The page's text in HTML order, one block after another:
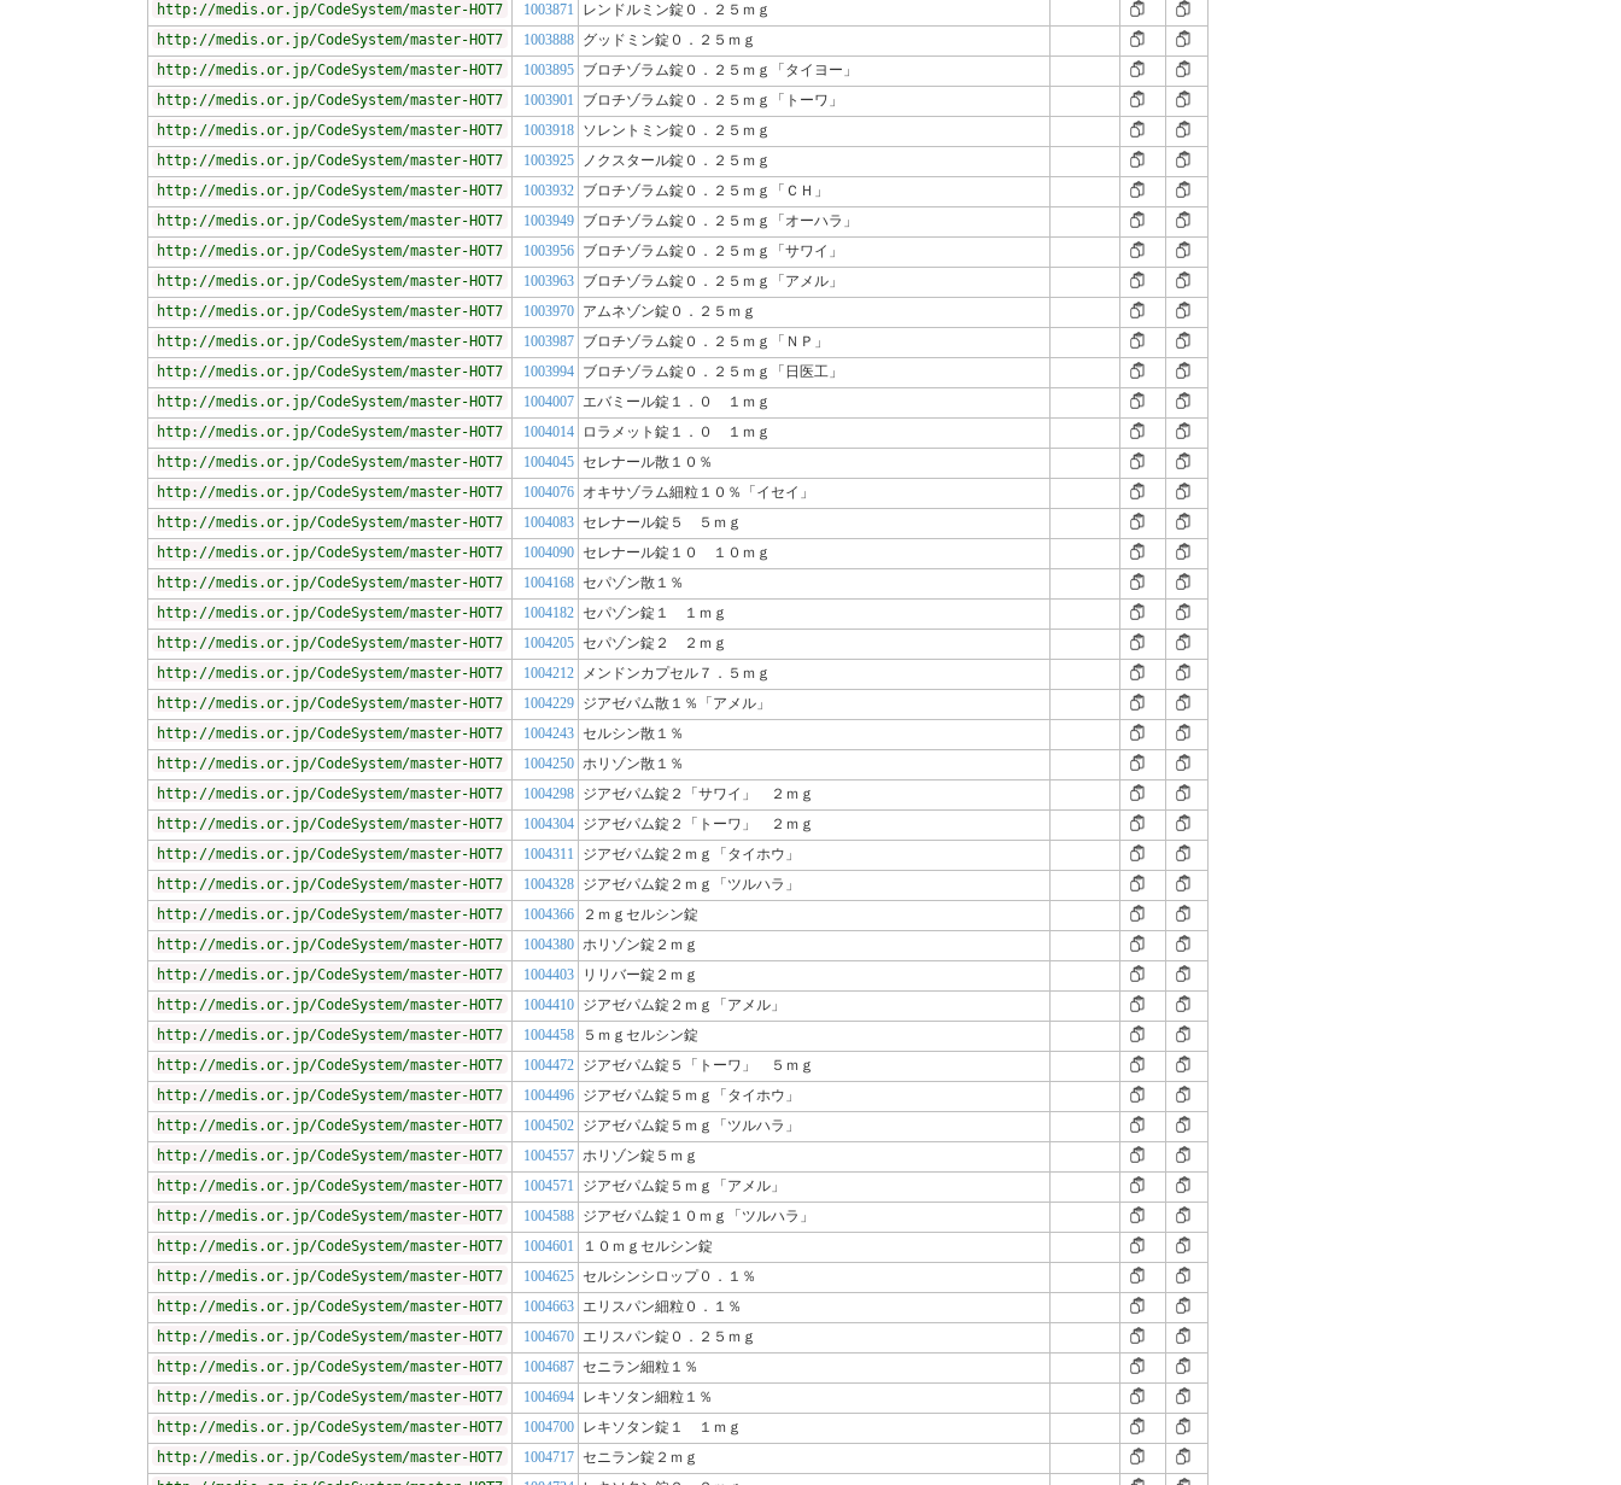
http://medis.or.jp/CodeSystem/master-HOT7
1003871
レンドルミン錠０．２５ｍｇ
http://medis.or.jp/CodeSystem/master-HOT7
1003888 グッドミン錠０．２５ｍｇ
http://medis.or.jp/CodeSystem/master-HOT7
1003895 ブロチゾラム錠０．２５ｍｇ「タイヨー」
http://medis.or.jp/CodeSystem/master-HOT7
1003901
ブロチゾラム錠０．２５ｍｇ「トーワ」
http://medis.or.jp/CodeSystem/master-HOT7
1003918 ソレントミン錠０．２５ｍｇ
http://medis.or.jp/CodeSystem/master-HOT7
1003925
ノクスタール錠０．２５ｍｇ
http://medis.or.jp/CodeSystem/master-HOT7
1003932 ブロチゾラム錠０．２５ｍｇ「ＣＨ」
http://medis.or.jp/CodeSystem/master-HOT7
1003949 ブロチゾラム錠０．２５ｍｇ「オーハラ」
http://medis.or.jp/CodeSystem/master-HOT7
1003956 ブロチゾラム錠０．２５ｍｇ「サワイ」
http://medis.or.jp/CodeSystem/master-HOT7
1003963 ブロチゾラム錠０．２５ｍｇ「アメル」
http://medis.or.jp/CodeSystem/master-HOT7
1003970 アムネゾン錠０．２５ｍｇ
http://medis.or.jp/CodeSystem/master-HOT7
1003987 ブロチゾラム錠０．２５ｍｇ「ＮＰ」
http://medis.or.jp/CodeSystem/master-HOT7
1003994 ブロチゾラム錠０．２５ｍｇ「日医工」
http://medis.or.jp/CodeSystem/master-HOT7
1004007 エバミール錠１．０ １ｍｇ
http://medis.or.jp/CodeSystem/master-HOT7
1004014
ロラメット錠１．０ １ｍｇ
http://medis.or.jp/CodeSystem/master-HOT7
1004045 セレナール散１０％
http://medis.or.jp/CodeSystem/master-HOT7
1004076 オキサゾラム細粒１０％「イセイ」
http://medis.or.jp/CodeSystem/master-HOT7
1004083 セレナール錠５ ５ｍｇ
http://medis.or.jp/CodeSystem/master-HOT7
1004090 セレナール錠１０ １０ｍｇ
http://medis.or.jp/CodeSystem/master-HOT7
1004168 セパゾン散１％
http://medis.or.jp/CodeSystem/master-HOT7
1004182 セパゾン錠１ １ｍｇ
http://medis.or.jp/CodeSystem/master-HOT7
1004205 セパゾン錠２ ２ｍｇ
http://medis.or.jp/CodeSystem/master-HOT7
1004212
メンドンカプセル７．５ｍｇ
http://medis.or.jp/CodeSystem/master-HOT7
1004229 ジアゼパム散１％「アメル」
http://medis.or.jp/CodeSystem/master-HOT7
1004243 セルシン散１％
http://medis.or.jp/CodeSystem/master-HOT7
1004250 ホリゾン散１％
http://medis.or.jp/CodeSystem/master-HOT7
1004298 ジアゼパム錠２「サワイ」 ２ｍｇ
http://medis.or.jp/CodeSystem/master-HOT7
1004304 ジアゼパム錠２「トーワ」 ２ｍｇ
http://medis.or.jp/CodeSystem/master-HOT7
1004311
ジアゼパム錠２ｍｇ「タイホウ」
http://medis.or.jp/CodeSystem/master-HOT7
1004328 ジアゼパム錠２ｍｇ「ツルハラ」
http://medis.or.jp/CodeSystem/master-HOT7
1004366
２ｍｇセルシン錠
http://medis.or.jp/CodeSystem/master-HOT7
1004380 ホリゾン錠２ｍｇ
http://medis.or.jp/CodeSystem/master-HOT7
1004403
リリバー錠２ｍｇ
http://medis.or.jp/CodeSystem/master-HOT7
1004410 ジアゼパム錠２ｍｇ「アメル」
http://medis.or.jp/CodeSystem/master-HOT7
1004458
５ｍｇセルシン錠
http://medis.or.jp/CodeSystem/master-HOT7
1004472 ジアゼパム錠５「トーワ」 ５ｍｇ
http://medis.or.jp/CodeSystem/master-HOT7
1004496 ジアゼパム錠５ｍｇ「タイホウ」
http://medis.or.jp/CodeSystem/master-HOT7
1004502 ジアゼパム錠５ｍｇ「ツルハラ」
http://medis.or.jp/CodeSystem/master-HOT7
1004557 ホリゾン錠５ｍｇ
http://medis.or.jp/CodeSystem/master-HOT7
1004571
ジアゼパム錠５ｍｇ「アメル」
http://medis.or.jp/CodeSystem/master-HOT7
1004588 ジアゼパム錠１０ｍｇ「ツルハラ」
http://medis.or.jp/CodeSystem/master-HOT7
1004601
１０ｍｇセルシン錠
http://medis.or.jp/CodeSystem/master-HOT7
1004625 セルシンシロップ０．１％
http://medis.or.jp/CodeSystem/master-HOT7
1004663 エリスパン細粒０．１％
http://medis.or.jp/CodeSystem/master-HOT7
1004670 エリスパン錠０．２５ｍｇ
http://medis.or.jp/CodeSystem/master-HOT7
1004687 セニラン細粒１％
http://medis.or.jp/CodeSystem/master-HOT7
1004694 レキソタン細粒１％
http://medis.or.jp/CodeSystem/master-HOT7
1004700 レキソタン錠１ １ｍｇ
http://medis.or.jp/CodeSystem/master-HOT7
1004717 セニラン錠２ｍｇ